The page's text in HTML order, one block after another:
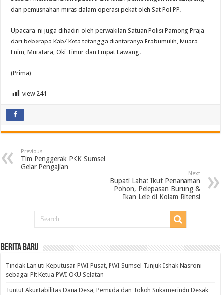
dan pemusnahan miras dalam operasi pekat oleh Sat Pol PP.
Upacara ini juga dihadiri oleh perwakilan Satuan Polisi Pamong Praja
dari beberapa Kab/ Kota tetangga diantaranya Prabumulih, Muara
Enim, Muratara, Oki Timur dan Empat Lawang.
(Prima)
view 241
Previous
Tim Penggerak PKK Sumsel
Gelar Pengajian
Next
Bupati Lahat Ikut Penanaman
Pohon, Pelepasan Burung &
Ikan Lele di Kolam Ritensi
BERITA BARU
Tindak Lanjuti Keputusan PWI Pusat, PWI Sumsel Tunjuk Ishak Nasroni
sebagai Plt Ketua PWI OKU Selatan
Tuntut Akuntabilitas Dana Desa, Pemuda dan Tokoh Sukamerindu Desak